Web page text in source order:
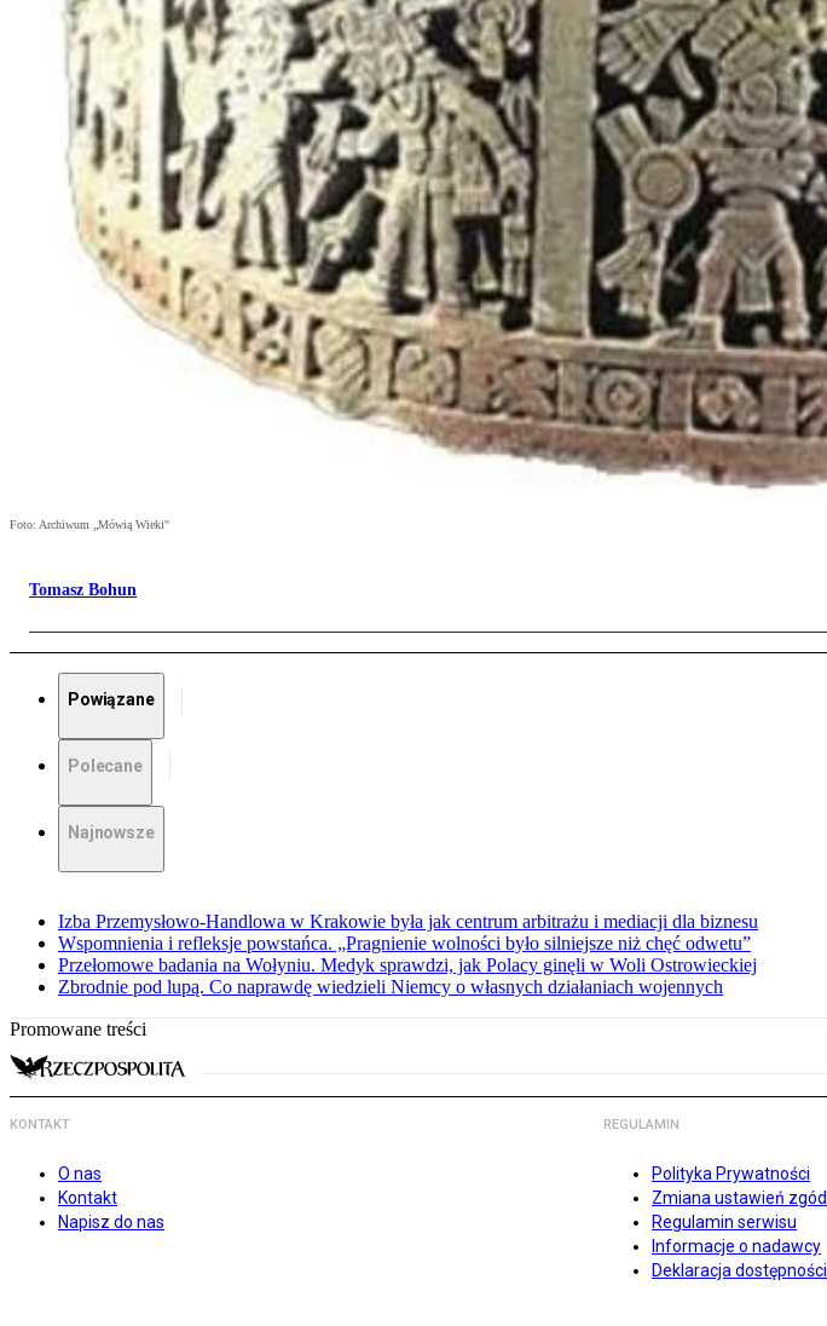
Foto: Archiwum „Mówią Wieki"
Tomasz Bohun
Powiązane
Polecane
Najnowsze
Izba Przemysłowo-Handlowa w Krakowie była jak centrum arbitrażu i mediacji dla biznesu
Wspomnienia i refleksje powstańca. „Pragnienie wolności było silniejsze niż chęć odwetu”
Przełomowe badania na Wołyniu. Medyk sprawdzi, jak Polacy ginęli w Woli Ostrowieckiej
Zbrodnie pod lupą. Co naprawdę wiedzieli Niemcy o własnych działaniach wojennych
Promowane treści
KONTAKT
O nas
Kontakt
Napisz do nas
REGULAMIN
Polityka Prywatności
Zmiana ustawień zgód
Regulamin serwisu
Informacje o nadawcy
Deklaracja dostępności